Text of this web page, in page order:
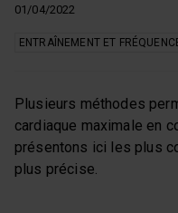
01/04/2022
ENTRAÎNEMENT ET
Plusieurs méthodes
cardiaque maximale en
présentons ici les plus
plus précise.